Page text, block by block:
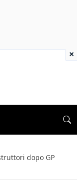
dopo GP
×